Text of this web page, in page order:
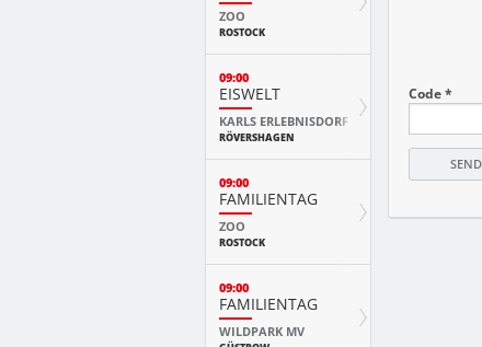
Code *
ZOO
ROSTOCK
09:00
EISWELT
KARLS ERLEBNISDORF
RÖVERSHAGEN
09:00
FAMILIENTAG
ZOO
ROSTOCK
09:00
FAMILIENTAG
WILDPARK MV